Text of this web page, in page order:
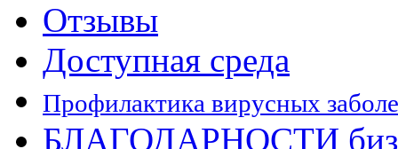
Отзывы
Доступная среда
Профилактика вирусных
БЛАГОДАРНОСТИ